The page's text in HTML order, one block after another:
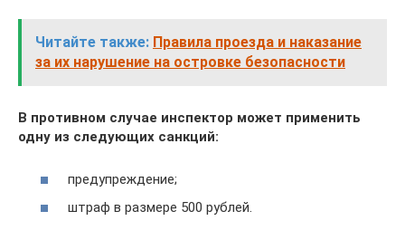
Читайте также: Правила проезда и наказание
за их нарушение на островке безопасности
В противном случае инспектор может применить
одну из следующих санкций:
предупреждение;
штраф в размере 500 рублей.